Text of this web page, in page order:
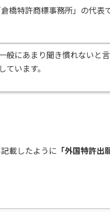
橋特許商標事務所」の代表で
般にあまり聞き慣れないと
ています。
載したように 「外国特許出